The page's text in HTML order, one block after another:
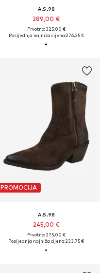
A.S.98
289,00 €
Prvotno: 325,00 €
Posljednja najniža cijena:276,25 €
PROMOCIJA
A.S.98
245,00 €
Prvotno: 275,00 €
Posljednja najniža cijena:233,75 €